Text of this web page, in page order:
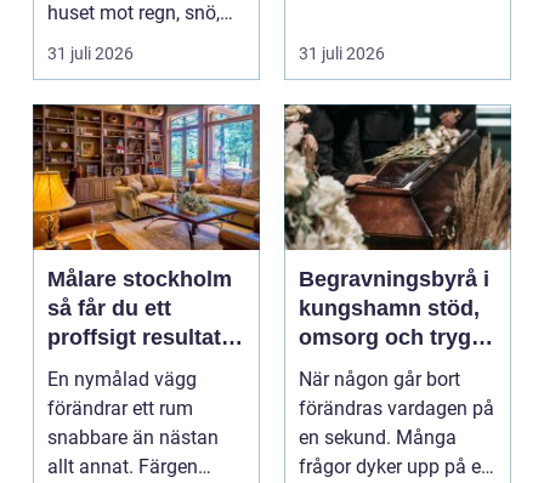
huset mot regn, snö,
blåst och stark vå...
31 juli 2026 31 juli 2026
Målare stockholm
så får du ett
proffsigt resultat
hemma
En nymålad vägg
förändrar ett rum
snabbare än nästan
allt annat. Färgen
Begravningsbyrå i
kungshamn stöd,
omsorg och trygg
vägledning
När någon går bort
förändras vardagen på
en sekund. Många
frågor dyker upp på en